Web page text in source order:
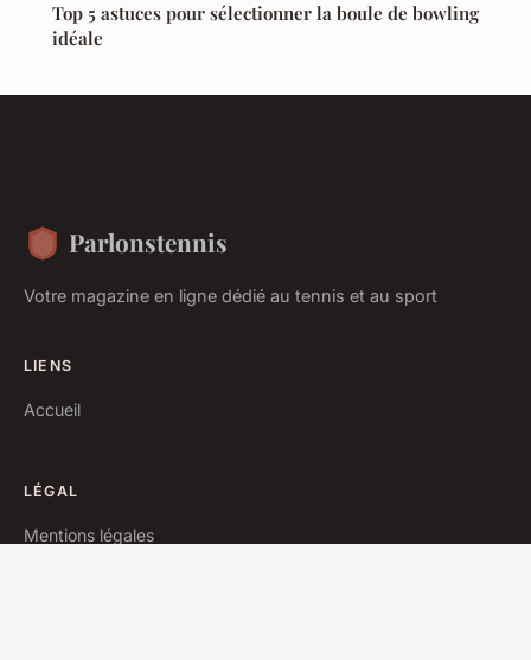
Top 5 astuces pour sélectionner la boule de bowling
idéale
Parlonstennis
Votre magazine en ligne dédié au tennis et au sport
LIENS
Accueil
LÉGAL
Mentions légales